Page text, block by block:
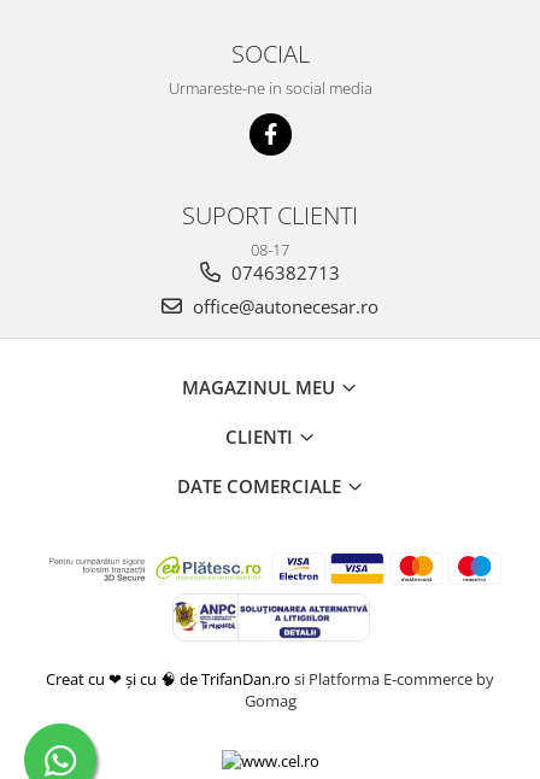
SOCIAL
Urmareste-ne in social media
SUPORT CLIENTI
08-17
0746382713
office@autonecesar.ro
MAGAZINUL MEU
CLIENTI
DATE COMERCIALE
Creat cu ❤ și cu 🧠 de TrifanDan.ro si Platforma E-commerce by
Gomag